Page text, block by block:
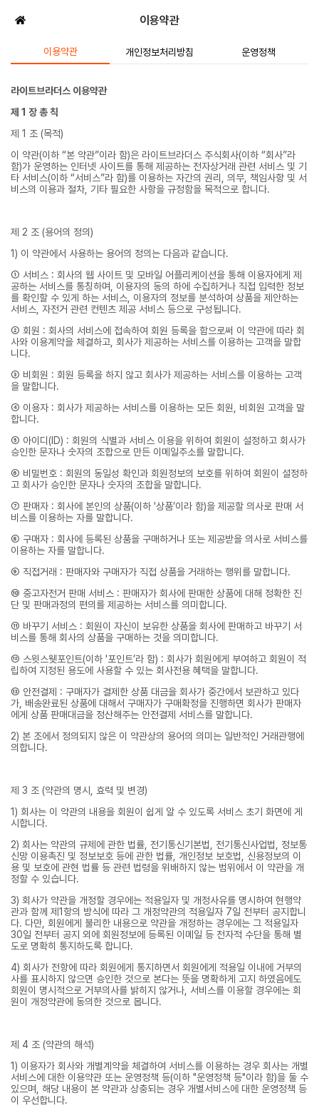
이용약관
이용약관 개인정보처리방침 운영정책
라이트브라더스 이용약관
제 1 장 총 칙
제 1 조 (목적)
이 약관(이하 “본 약관”이라 함)은 라이트브라더스 주식회사(이하 “회사”라
함)가 운영하는 인터넷 사이트를 통해 제공하는 전자상거래 관련 서비스 및 기
타 서비스(이하 “서비스”라 함)를 이용하는 자간의 권리, 의무, 책임사항 및 서
비스의 이용과 절차, 기타 필요한 사항을 규정함을 목적으로 합니다.
제 2 조 (용어의 정의)
1) 이 약관에서 사용하는 용어의 정의는 다음과 같습니다.
① 서비스 : 회사의 웹 사이트 및 모바일 어플리케이션을 통해 이용자에게 제
공하는 서비스를 통칭하며, 이용자의 동의 하에 수집하거나 직접 입력한 정보
를 확인할 수 있게 하는 서비스, 이용자의 정보를 분석하여 상품을 제안하는
서비스, 자전거 관련 컨텐츠 제공 서비스 등으로 구성됩니다.
② 회원 : 회사의 서비스에 접속하여 회원 등록을 함으로써 이 약관에 따라 회
사와 이용계약을 체결하고, 회사가 제공하는 서비스를 이용하는 고객을 말합
니다.
③ 비회원 : 회원 등록을 하지 않고 회사가 제공하는 서비스를 이용하는 고객
을 말합니다.
④ 이용자 : 회사가 제공하는 서비스를 이용하는 모든 회원, 비회원 고객을 말
합니다.
⑤ 아이디(ID) : 회원의 식별과 서비스 이용을 위하여 회원이 설정하고 회사가
승인한 문자나 숫자의 조합으로 만든 이메일주소를 말합니다.
⑥ 비밀번호 : 회원의 동일성 확인과 회원정보의 보호를 위하여 회원이 설정하
고 회사가 승인한 문자나 숫자의 조합을 말합니다.
⑦ 판매자 : 회사에 본인의 상품(이하 '상품’이라 함)을 제공할 의사로 판매 서
비스를 이용하는 자를 말합니다.
⑧ 구매자 : 회사에 등록된 상품을 구매하거나 또는 제공받을 의사로 서비스를
이용하는 자를 말합니다.
⑨ 직접거래 : 판매자와 구매자가 직접 상품을 거래하는 행위를 말합니다.
⑩ 중고자전거 판매 서비스 : 판매자가 회사에 판매한 상품에 대해 정확한 진
단 및 판매과정의 편의를 제공하는 서비스를 의미합니다.
⑪ 바꾸기 서비스 : 회원이 자신이 보유한 상품을 회사에 판매하고 바꾸기 서
비스를 통해 회사의 상품을 구매하는 것을 의미합니다.
⑫ 스윗스웻포인트(이하 '포인트’라 함) : 회사가 회원에게 부여하고 회원이 적
립하여 지정된 용도에 사용할 수 있는 회사전용 혜택을 말합니다.
⑬ 안전결제 : 구매자가 결제한 상품 대금을 회사가 중간에서 보관하고 있다
가, 배송완료된 상품에 대해서 구매자가 구매확정을 진행하면 회사가 판매자
에게 상품 판매대금을 정산해주는 안전결제 서비스를 말합니다.
2) 본 조에서 정의되지 않은 이 약관상의 용어의 의미는 일반적인 거래관행에
의합니다.
제 3 조 (약관의 명시, 효력 및 변경)
1) 회사는 이 약관의 내용을 회원이 쉽게 알 수 있도록 서비스 초기 화면에 게
시합니다.
2) 회사는 약관의 규제에 관한 법률, 전기통신기본법, 전기통신사업법, 정보통
신망 이용촉진 및 정보보호 등에 관한 법률, 개인정보 보호법, 신용정보의 이
용 및 보호에 관현 법률 등 관련 법령을 위배하지 않는 범위에서 이 약관을 개
정할 수 있습니다.
3) 회사가 약관을 개정할 경우에는 적용일자 및 개정사유를 명시하여 현행약
관과 함께 제1항의 방식에 따라 그 개정약관의 적용일자 7일 전부터 공지합니
다. 다만, 회원에게 불리한 내용으로 약관을 개정하는 경우에는 그 적용일자
30일 전부터 공지 외에 회원정보에 등록된 이메일 등 전자적 수단을 통해 별
도로 명확히 통지하도록 합니다.
4) 회사가 전항에 따라 회원에게 통지하면서 회원에게 적용일 이내에 거부의
사를 표시하지 않으면 승인한 것으로 본다는 뜻을 명확하게 고지 하였음에도
회원이 명시적으로 거부의사를 밝히지 않거나, 서비스를 이용할 경우에는 회
원이 개정약관에 동의한 것으로 봅니다.
제 4 조 (약관의 해석)
1) 이용자가 회사와 개별계약을 체결하여 서비스를 이용하는 경우 회사는 개별
서비스에 대한 이용약관 또는 운영정책 등(이하 "운영정책 등"이라 함)을 둘 수
있으며, 해당 내용이 본 약관과 상충되는 경우 개별서비스에 대한 운영정책 등
이 우선합니다.